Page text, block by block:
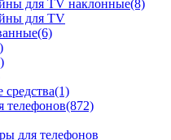
для TV наклонные(8)
для TV
(6)
(1)
телефонов(872)
для телефонов